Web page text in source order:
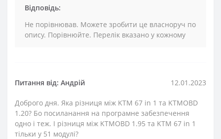
Відповідь:
Не порівнював. Можете зробити це власноруч по
опису. Порівнюйте. Перелік вказано у кожному
Питання від: Андрій 12.01.2023
Доброго дня. Яка різниця між KTM 67 in 1 та KTMOBD
1.20? Бо посиланання на програмне забезпечення
одно і теж. І різниця між KTMOBD 1.95 та KTM 67 in 1
тільки у 51 модулі?